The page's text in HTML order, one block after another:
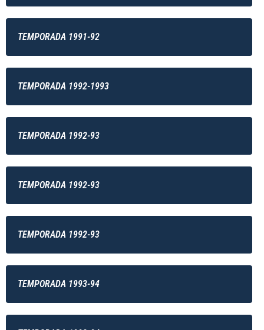
TEMPORADA 1991-92
TEMPORADA 1992-1993
TEMPORADA 1992-93
TEMPORADA 1992-93
TEMPORADA 1992-93
TEMPORADA 1993-94